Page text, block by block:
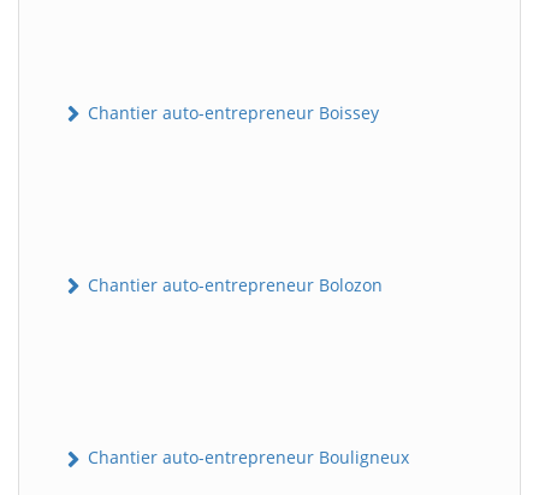
Chantier auto-entrepreneur Boissey
Chantier auto-entrepreneur Bolozon
Chantier auto-entrepreneur Bouligneux